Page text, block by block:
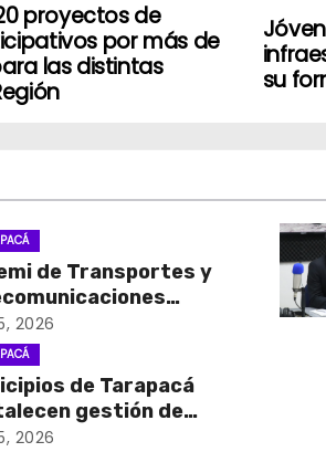
su
proyectos de
por más de
las distintas
de Transportes y
primera mesa de
para el retiro
en desuso en
2026
de Tarapacá
gestión de
de agua potable
2026